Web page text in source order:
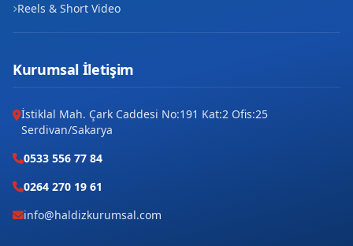
Reels & Short Video
Kurumsal İletişim
İstiklal Mah. Çark Caddesi No:191 Kat:2 Ofis:25
Serdivan/Sakarya
0533 556 77 84
0264 270 19 61
info@haldizkurumsal.com